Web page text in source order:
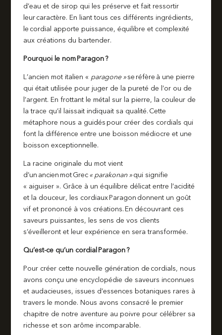
d’eau et de sirop qui les préserve et fait ressortir
leur caractère. En liant tous ces différents ingrédients,
le cordial apporte puissance, équilibre et complexité
aux créations du bartender.
Pourquoi le nom Paragon ?
L’ancien mot italien « paragone »se réfère à une pierre
qui était utilisée pour juger de la pureté de l’or ou de
l’argent. En frottant le métal sur la pierre, la couleur de
la trace qu’il laissait indiquait sa qualité. Cette
métaphore nous a guidés pour créer des cordials qui
font la différence entre une boisson médiocre et une
boisson exceptionnelle.
La racine originale du mot vient
d’un ancien mot Grec« parakonan »qui signifie
« aiguiser ». Grâce à un équilibre délicat entre l’acidité
et la douceur, les cordiaux Paragon donnent un goût
vif et prononcé à vos créations. En découvrant ces
saveurs puissantes, les sens de vos clients
s’éveilleront et leur expérience en sera transformée.
Qu’est-ce qu’un cordial Paragon ?
Pour créer cette nouvelle génération de cordials, nous
avons conçu une encyclopédie de saveurs inconnues
et audacieuses, issues d’essences botaniques rares à
travers le monde. Nous avons consacré le premier
chapitre de notre aventure au poivre pour célébrer sa
richesse et son arôme incomparable.